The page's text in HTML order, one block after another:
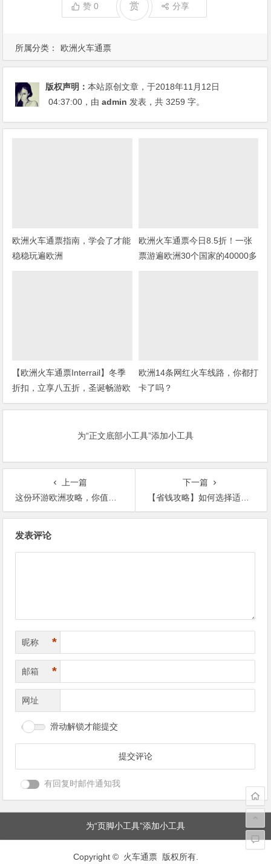
所属分类： 欧洲火车通票
赞0 赏 分享
版权声明：本站原创文章，于2018年11月12日
04:37:00 ，由admin 发表，共 3259 字。
欧洲火车通票指南，学会了才能
稳稳玩遍欧洲
欧洲火车通票今日8.5折！一张
票游遍欧洲30个国家的40000多
【欧洲火车通票Interrail】冬季
折扣，立享八五折，圣诞畅游欧
洲！
欧洲14条网红火车线路，你都打
卡了吗？
为“正文底部小工具”添加小工具
上一篇
这份环游欧洲攻略，你值得收藏！错过会哭~
下一篇
【省钱攻略】如何选择适合自己的欧洲火车通票？
发表评论
昵称 *
邮箱 *
网址
滑动解锁才能提交
有回复时邮件通知我
为“页脚小工具”添加小工具
Copyright © 火车通票 版权所有.